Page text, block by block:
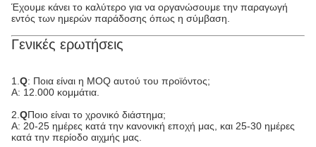
Έχουμε κάνει το καλύτερο για να οργανώσουμε την παραγωγή
εντός των ημερών παράδοσης όπως η σύμβαση.
Γενικές ερωτήσεις
1. Q: Ποια είναι η MOQ αυτού του προϊόντος;
Α: 12.000 κομμάτια.
2. QΠοιο είναι το χρονικό διάστημα;
Α: 20-25 ημέρες κατά την κανονική εποχή μας, και 25-30 ημέρες
κατά την περίοδο αιχμής μας.